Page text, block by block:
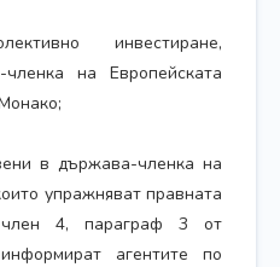
инвестиране,
на Европейската
в държава-членка на
упражняват правната
член 4, параграф 3 от
агентите по